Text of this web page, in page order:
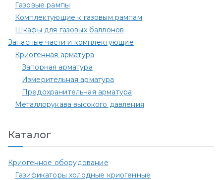
Газовые рампы
Комплектующие к газовым рампам​
Шкафы для газовых баллонов
Запасные части и комплектующие
Криогенная арматура
Запорная арматура
Измерительная арматура
Предохранительная арматура
Металлорукава высокого давления
Каталог
Криогенное оборудование
Газификаторы холодные криогенные